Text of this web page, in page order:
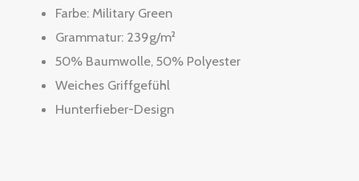
Farbe: Military Green
Grammatur: 239g/m²
50% Baumwolle, 50% Polyester
Weiches Griffgefühl
Hunterfieber-Design